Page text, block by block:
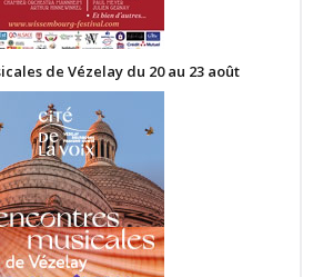
de Vézelay du 20 au 23 août